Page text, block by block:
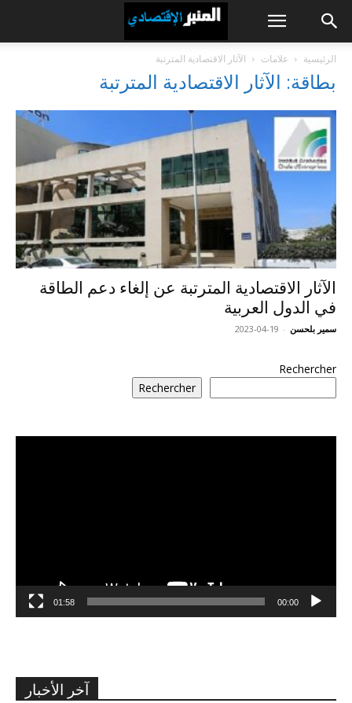
الرئيسية علامات الآثار الاقتصادية المترتبة
بطاقة: الآثار الاقتصادية المترتبة
الآثار الاقتصادية المترتبة عن إلغاء دعم الطاقة
في الدول العربية
سمير بلحسن -
2023-04-19
Rechercher
Rechercher
00:00
01:58
آخر الأخبار